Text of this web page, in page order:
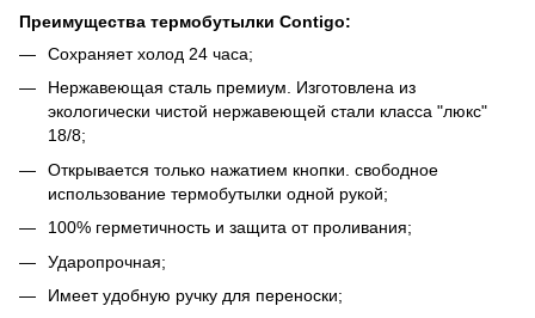
Преимущества термобутылки Contigo:
Сохраняет холод 24 часа;
Нержавеющая сталь премиум. Изготовлена из
экологически чистой нержавеющей стали класса "люкс"
18/8;
Открывается только нажатием кнопки. свободное
использование термобутылки одной рукой;
100% герметичность и защита от проливания;
Ударопрочная;
Имеет удобную ручку для переноски;